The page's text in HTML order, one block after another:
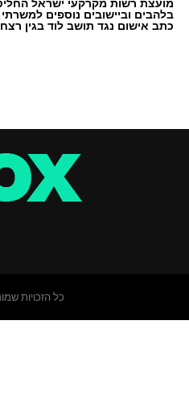
בלהבים וביישובים נוספים
כתב אישום נגד תושב לוד בגין רצח בנו
כל הזכויות